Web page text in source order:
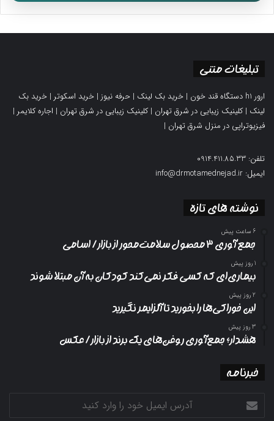
تبلیغات متنی
ارور h1 دستگاه قند خون | خرید بک لینک | حرفه نیوز | خرید اسکوتر | خرید بک
لینک |کلینیک زیبایی در شرق تهران |کلینیک زیبایی در شرق تهران | اجاره کلایمر |
فیزیوتراپی در منزل شرق تهران |
تلفن: 0914.411.85.33
ایمیل: info@drmotamednejad.ir
نوشته های تازه
6 ساعت پیش
جمع آوری ۳ محصول سلامت‌محور از بازار/ اسامی
1 روز پیش
بیماری‌ای که کسی فکر نمی‌کند کودکان به آن مبتلا شوند
2 روز پیش
این خوراکی‌ها را بخورید تا آلزایمر نگیرید
3 روز پیش
هشدار؛ جمع‌آوری روغن‌های یک برند از بازار/ عکس
خبرنامه
آدرس
ایمیل